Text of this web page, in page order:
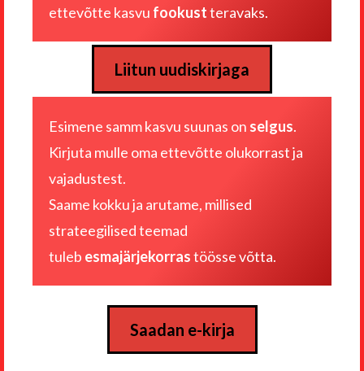
ettevõtte kasvu fookustteravaks.
Liitun uudiskirjaga
Esimene samm kasvu suunas on selgus.
Kirjuta mulle oma ettevõtte olukorrast ja
vajadustest.
Saame kokku ja arutame, millised
strateegilised teemad
tuleb esmajärjekorrastöösse võtta.
Saadan e-kirja